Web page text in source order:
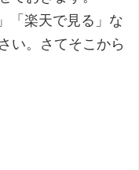
「楽天で見る」な
い。さてそこから